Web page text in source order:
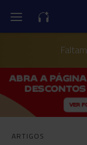
Faltam
ARTIGOS